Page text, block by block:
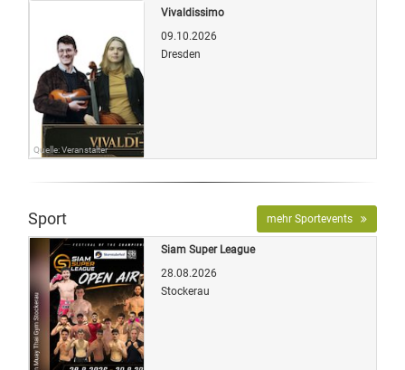
Quelle: Veranstalter
Vivaldissimo
09.10.2026
Dresden
Sport mehr Sportevents
Siam Super League
28.08.2026
Stockerau